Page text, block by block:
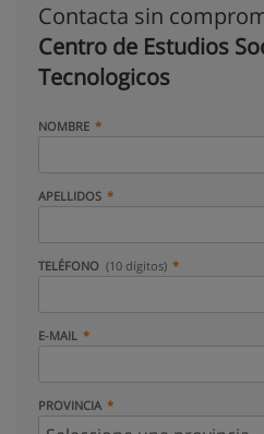
Contacta sin
Centro de Estudios
Tecnologicos
NOMBRE
APELLIDOS
TELÉFONO (10 dígitos)
E-MAIL
PROVINCIA